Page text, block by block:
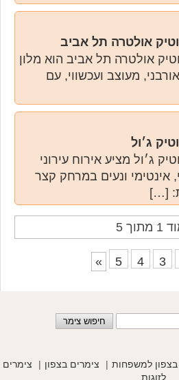
אולטרה תל אביב
אולטרה תל אביב הוא מלון
מעוצב ועכשווי, עם
ג׳ול
ג׳ול מציע אירוח עירוני
אינטימי ונעים במרחק קצר
[…]
5
3
4
5
»
בצפון למשפחות צימרים בצפון
צימרים
לזוגות